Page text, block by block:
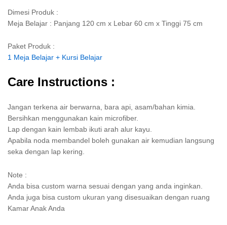
Dimesi Produk :
Meja Belajar : Panjang 120 cm x Lebar 60 cm x Tinggi 75 cm
Paket Produk :
1 Meja Belajar + Kursi Belajar
Care Instructions :
Jangan terkena air berwarna, bara api, asam/bahan kimia.
Bersihkan menggunakan kain microfiber.
Lap dengan kain lembab ikuti arah alur kayu.
Apabila noda membandel boleh gunakan air kemudian langsung
seka dengan lap kering.
Note :
Anda bisa custom warna sesuai dengan yang anda inginkan.
Anda juga bisa custom ukuran yang disesuaikan dengan ruang
Kamar Anak Anda